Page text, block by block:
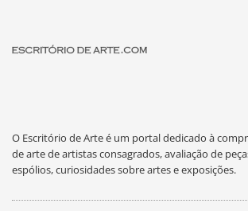
O Escritório de Arte é um portal dedicado à
de arte de artistas consagrados, avaliação de
espólios, curiosidades sobre artes e exposições.